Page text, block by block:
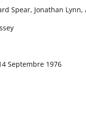
Spear, Jonathan
Septembre 1976